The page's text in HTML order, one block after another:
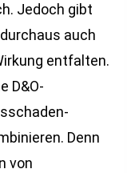
Jedoch gibt
auch
entfalten.
D&O-
Denn
von